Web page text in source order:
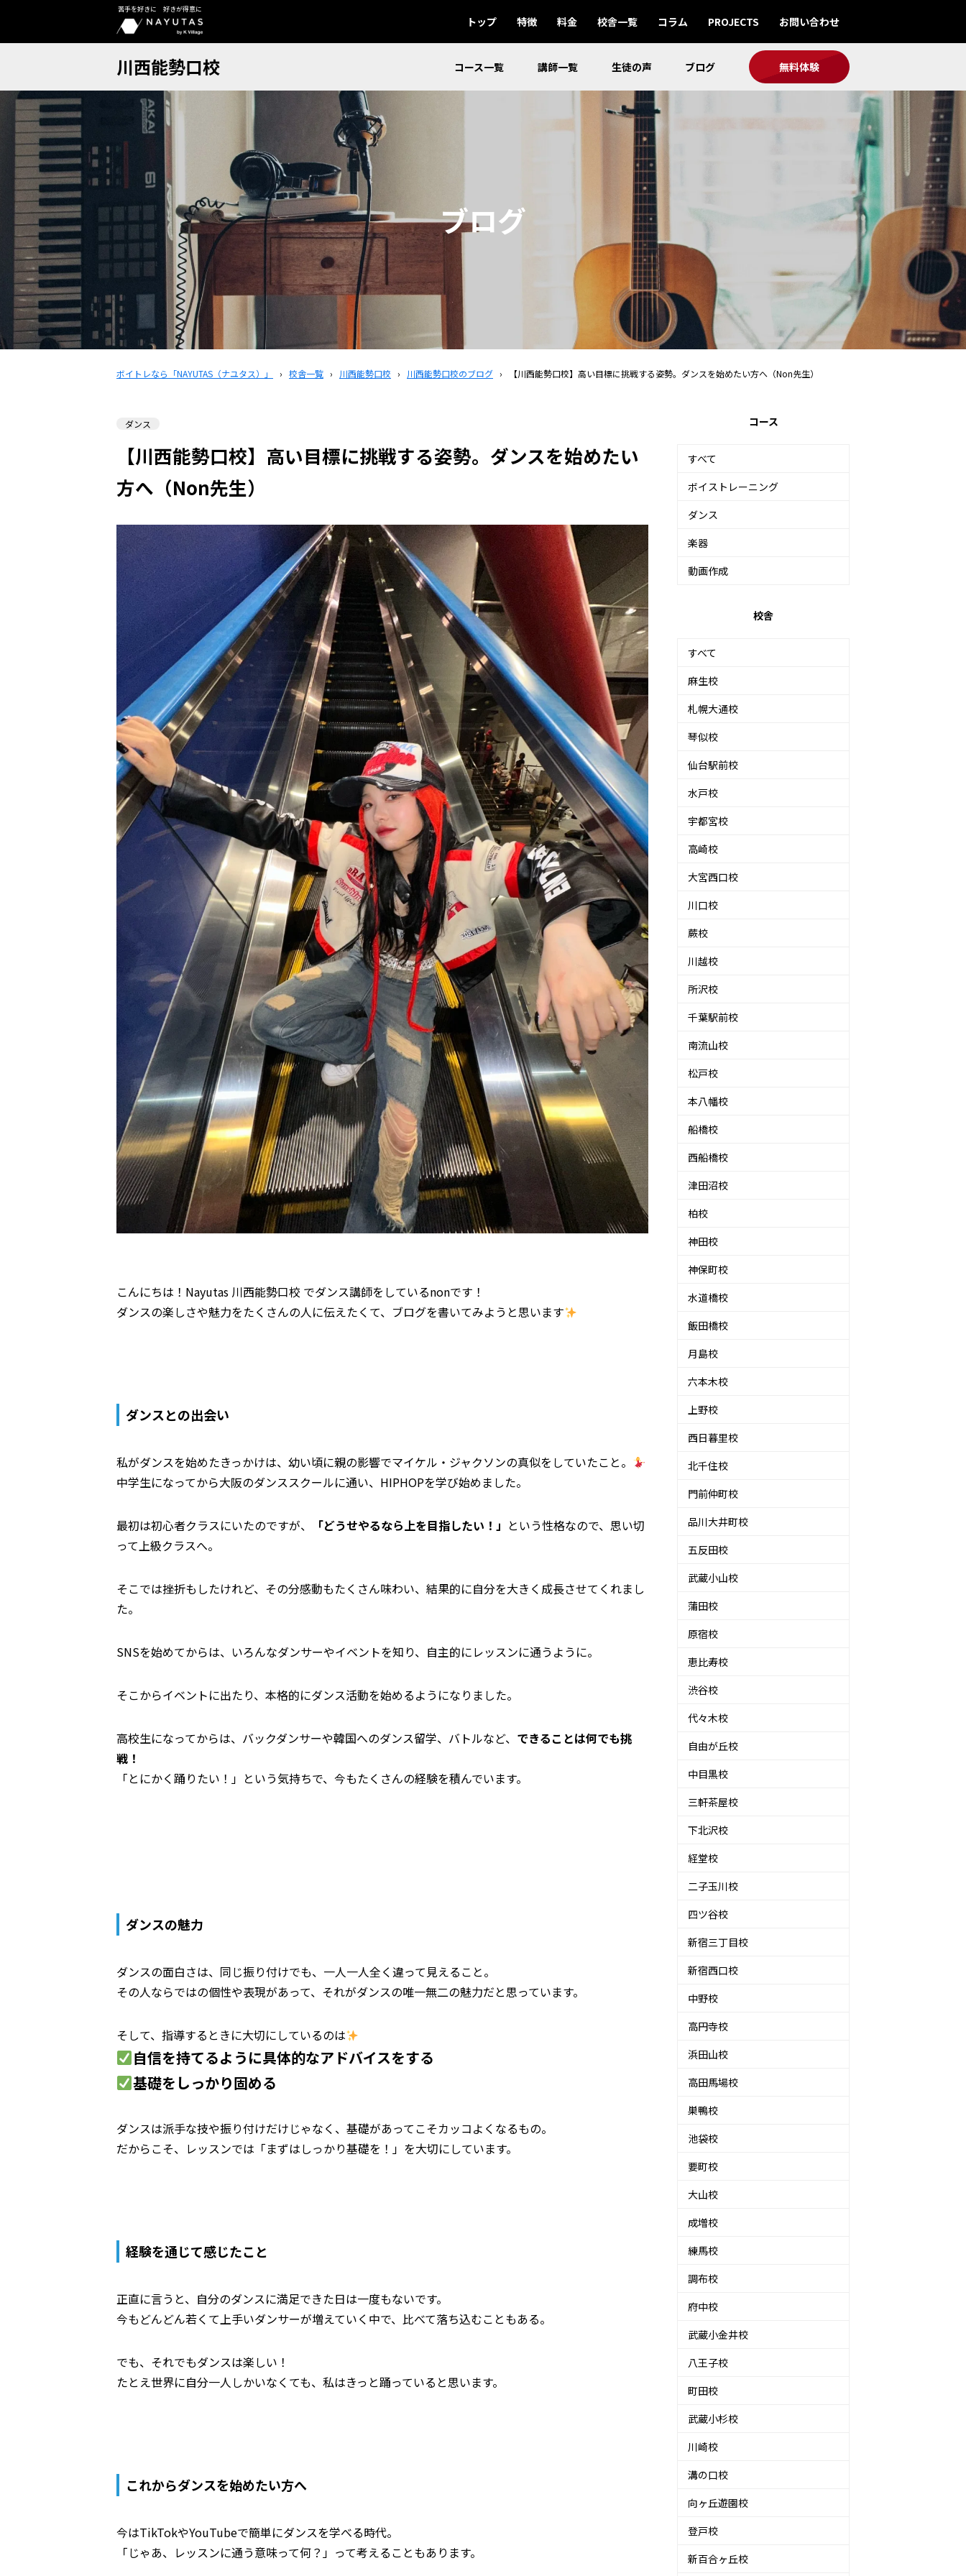
苦手を好きに 好きが得意に
トップ 特徴 料金 校舎一覧 コラム PROJECTS お問い合わせ
川西能勢口校 コース一覧 講師一覧 生徒の声 ブログ 無料体験
ブログ
ボイトレなら「NAYUTAS（ナユタス）」 › 校舎一覧 › 川西能勢口校 › 川西能勢口校のブログ › 【川西能勢口校】高い目標に挑戦する姿勢。ダンスを始めたい方へ（Non先生）
ダンス
【川西能勢口校】高い目標に挑戦する姿勢。ダンスを始めたい
方へ（Non先生）
こんにちは！Nayutas 川西能勢口校 でダンス講師をしているnonです！
ダンスの楽しさや魅力をたくさんの人に伝えたくて、ブログを書いてみようと思います
ダンスとの出会い
私がダンスを始めたきっかけは、幼い頃に親の影響でマイケル・ジャクソンの真似をしていたこと。
中学生になってから大阪のダンススクールに通い、HIPHOPを学び始めました。
最初は初心者クラスにいたのですが、 「どうせやるなら上を目指したい！」 という性格なので、思い切
って上級クラスへ。
そこでは挫折もしたけれど、その分感動もたくさん味わい、結果的に自分を大きく成長させてくれまし
た。
SNSを始めてからは、いろんなダンサーやイベントを知り、自主的にレッスンに通うように。
そこからイベントに出たり、本格的にダンス活動を始めるようになりました。
高校生になってからは、バックダンサーや韓国へのダンス留学、バトルなど、 できることは何でも挑
戦！
「とにかく踊りたい！」という気持ちで、今もたくさんの経験を積んでいます。
ダンスの魅力
ダンスの面白さは、同じ振り付けでも、一人一人全く違って見えること。
その人ならではの個性や表現があって、それがダンスの唯一無二の魅力だと思っています。
そして、指導するときに大切にしているのは
自信を持てるように具体的なアドバイスをする
基礎をしっかり固める
ダンスは派手な技や振り付けだけじゃなく、基礎があってこそカッコよくなるもの。
だからこそ、レッスンでは「まずはしっかり基礎を！」を大切にしています。
経験を通じて感じたこと
正直に言うと、自分のダンスに満足できた日は一度もないです。
今もどんどん若くて上手いダンサーが増えていく中で、比べて落ち込むこともある。
でも、それでもダンスは楽しい！
たとえ世界に自分一人しかいなくても、私はきっと踊っていると思います。
これからダンスを始めたい方へ
今はTikTokやYouTubeで簡単にダンスを学べる時代。
「じゃあ、レッスンに通う意味って何？」って考えることもあります。
コース
すべて
ボイストレーニング
ダンス
楽器
動画作成
校舎
すべて
麻生校
札幌大通校
琴似校
仙台駅前校
水戸校
宇都宮校
高崎校
大宮西口校
川口校
蕨校
川越校
所沢校
千葉駅前校
南流山校
松戸校
本八幡校
船橋校
西船橋校
津田沼校
柏校
神田校
神保町校
水道橋校
飯田橋校
月島校
六本木校
上野校
西日暮里校
北千住校
門前仲町校
品川大井町校
五反田校
武蔵小山校
蒲田校
原宿校
恵比寿校
渋谷校
代々木校
自由が丘校
中目黒校
三軒茶屋校
下北沢校
経堂校
二子玉川校
四ツ谷校
新宿三丁目校
新宿西口校
中野校
高円寺校
浜田山校
高田馬場校
巣鴨校
池袋校
要町校
大山校
成増校
練馬校
調布校
府中校
武蔵小金井校
八王子校
町田校
武蔵小杉校
川崎校
溝の口校
向ヶ丘遊園校
登戸校
新百合ヶ丘校